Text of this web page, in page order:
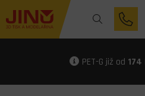
PET-G již od